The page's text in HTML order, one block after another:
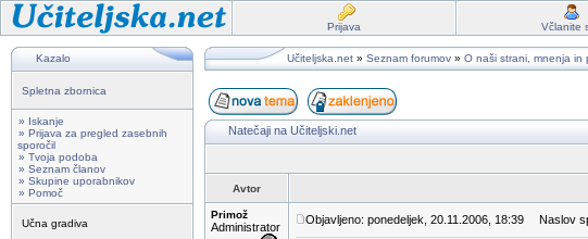
Prijava Včlanite
Kazalo
Spletna zbornica
» Iskanje
» Prijava za pregled zasebnih
sporočil
» Tvoja podoba
» Seznam članov
» Skupine uporabnikov
» Pomoč
Učna gradiva
Učiteljska.net » Seznam forumov » O naši strani, mnenja in
Natečaji na Učiteljski.net
Avtor
Primož
Administrator
Objavljeno: ponedeljek, 20.11.2006, 18:39 Naslov